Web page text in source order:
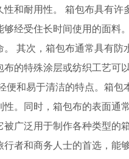
和耐用性。 箱包布具有
够经受住长时间使用的面料
。 其次，箱包布通常具有
的特殊涂层或纺织工艺可
便和易于清洁的特点。箱
。同时，箱包布的表面通
广泛用于制作各种类型的
者和商务人士的首选，能